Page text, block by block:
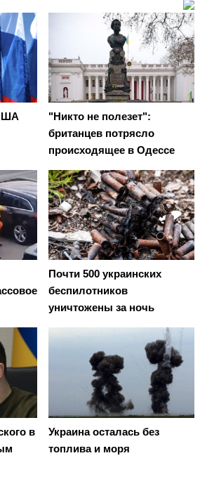
"Никто не полезет":
британцев потрясло
происходящее в Одессе
Почти 500 украинских
беспилотников
уничтожены за ночь
в
Украина осталась без
топлива и моря